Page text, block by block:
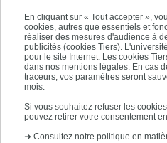
En cliquant sur « Tout accepter »,
cookies, autres que essentiels et
réaliser des mesures d'audience à
publicités (cookies Tiers).
pour le site Internet. Les cookies
dans nos mentions légales. En cas
traceurs, vos paramètres seront
mois.
Si vous souhaitez refuser les
pouvez retirer votre consentement
➜ Consultez notre politique en
PRATIQUE
NOS FORMATIONS